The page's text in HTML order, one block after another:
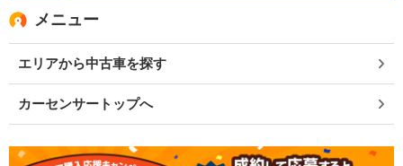
メニュー
エリアから中古車を探す
カーセンサートップへ